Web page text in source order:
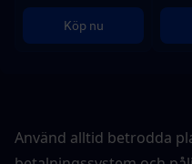
Köp nu
Använd alltid betrodda